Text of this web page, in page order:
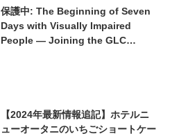
保護中: The Beginning of Seven
Days with Visually Impaired
People — Joining the GLC
【2024年最新情報追記】ホテルニ
ューオータニのいちごショートケー